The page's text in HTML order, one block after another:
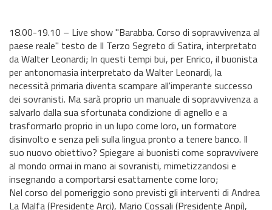
18.00-19.10 – Live show "Barabba. Corso di sopravvivenza al
paese reale" testo de Il Terzo Segreto di Satira, interpretato
da Walter Leonardi; In questi tempi bui, per Enrico, il buonista
per antonomasia interpretato da Walter Leonardi, la
necessità primaria diventa scampare all'imperante successo
dei sovranisti. Ma sarà proprio un manuale di sopravvivenza a
salvarlo dalla sua sfortunata condizione di agnello e a
trasformarlo proprio in un lupo come loro, un formatore
disinvolto e senza peli sulla lingua pronto a tenere banco. Il
suo nuovo obiettivo? Spiegare ai buonisti come sopravvivere
al mondo ormai in mano ai sovranisti, mimetizzandosi e
insegnando a comportarsi esattamente come loro;
Nel corso del pomeriggio sono previsti gli interventi di Andrea
La Malfa (Presidente Arci), Mario Cossali (Presidente Anpi),